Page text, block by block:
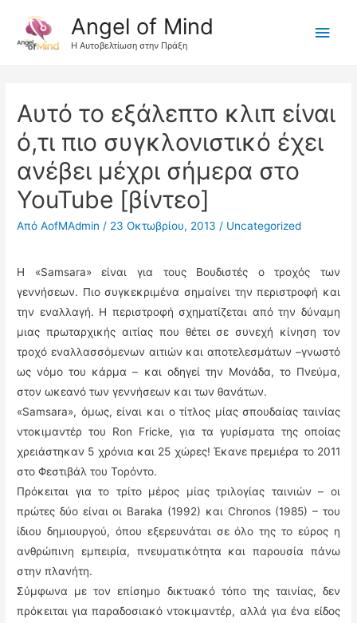
Angel of Mind
Η Αυτοβελτίωση στην Πράξη
Αυτό το εξάλεπτο κλιπ είναι
ό,τι πιο συγκλονιστικό έχει
ανέβει μέχρι σήμερα στο
YouTube [βίντεο]
Από AofMAdmin / 23 Οκτωβρίου, 2013 / Uncategorized
Η «Samsara» είναι για τους Βουδιστές ο τροχός των
γεννήσεων. Πιο συγκεκριμένα σημαίνει την περιστροφή και
την εναλλαγή. Η περιστροφή σχηματίζεται από την δύναμη
μιας πρωταρχικής αιτίας που θέτει σε συνεχή κίνηση τον
τροχό εναλλασσόμενων αιτιών και αποτελεσμάτων –γνωστό
ως νόμο του κάρμα – και οδηγεί την Μονάδα, το Πνεύμα,
στον ωκεανό των γεννήσεων και των θανάτων.
«Samsara», όμως, είναι και ο τίτλος μίας σπουδαίας ταινίας
ντοκιμαντέρ του Ron Fricke, για τα γυρίσματα της οποίας
χρειάστηκαν 5 χρόνια και 25 χώρες! Έκανε πρεμιέρα το 2011
στο Φεστιβάλ του Τορόντο.
Πρόκειται για το τρίτο μέρος μίας τριλογίας ταινιών – οι
πρώτες δύο είναι οι Baraka (1992) και Chronos (1985) – του
ίδιου δημιουργού, όπου εξερευνάται σε όλο της το εύρος η
ανθρώπινη εμπειρία, πνευματικότητα και παρουσία πάνω
στην πλανήτη.
Σύμφωνα με τον επίσημο δικτυακό τόπο της ταινίας, δεν
πρόκειται για παραδοσιακό ντοκιμαντέρ, αλλά για ένα είδος